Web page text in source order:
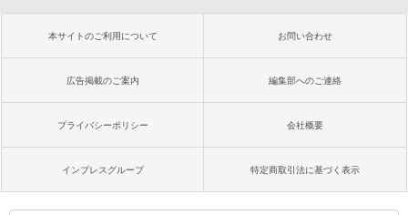
本サイトのご利用について お問い合わせ
広告掲載のご案内 編集部へのご連絡
プライバシーポリシー 会社概要
インプレスグループ 特定商取引法に基づく表示